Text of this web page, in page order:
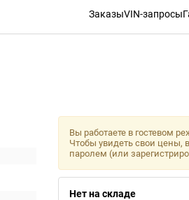
ЗаказыVIN-запросы
Вы работаете в гостевом
Чтобы увидеть свои цены,
паролем (или
Нет на складе